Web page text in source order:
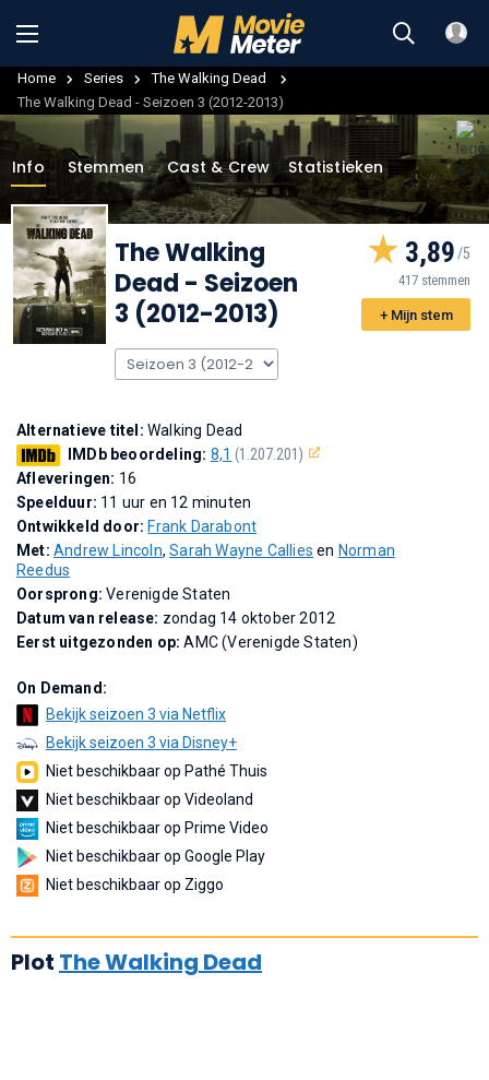
Home Series
The Walking Dead
The Walking Dead - Seizoen 3 (2012-2013)
Info Stemmen Cast & Crew Statistieken
The Walking
Dead - Seizoen
3 (2012-2013)
3,89
417 stemmen
+ Mijn stem
Alternatieve titel: Walking Dead
IMDb beoordeling: 8,1 (1.207.201)
Afleveringen: 16
Speelduur: 11 uur en 12 minuten
Ontwikkeld door: Frank Darabont
Met: Andrew Lincoln,Sarah Wayne Callies en Norman
Reedus
Oorsprong:Verenigde Staten
Datum van release: zondag 14 oktober 2012
Eerst uitgezonden op:AMC (Verenigde Staten)
On Demand:
Bekijk seizoen 3 via Netflix
Bekijk seizoen 3 via Disney+
Niet beschikbaar op Pathé Thuis
Niet beschikbaar op Videoland
Niet beschikbaar op Prime Video
Niet beschikbaar op Google Play
Niet beschikbaar op Ziggo
Plot The Walking Dead